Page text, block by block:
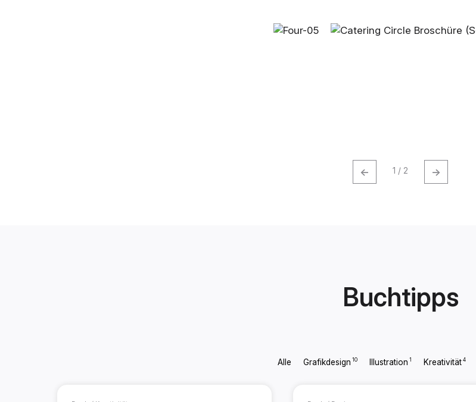
← 1 / 2 →
Buchtipps
Alle Grafikdesign 10 Illustration 1 Kreativität 4